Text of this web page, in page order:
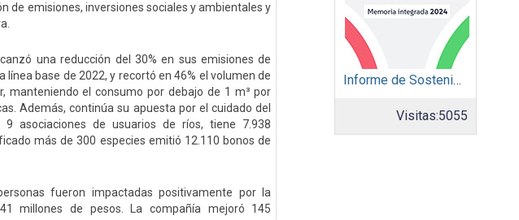
de emisiones, inversiones sociales y ambientales y
una reducción del 30% en sus emisiones de
base de 2022, y recortó en 46% el volumen de
manteniendo el consumo por debajo de 1 m³ por
Además, continúa su apuesta por el cuidado del
asociaciones de usuarios de ríos, tiene 7.938
más de 300 especies emitió 12.110 bonos de
fueron impactadas positivamente por la
millones de pesos. La compañía mejoró 145
Informe de Sostenibilidad 2024: Parque Arauco
Visitas:5055